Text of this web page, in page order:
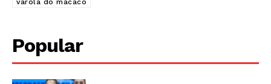
varóla do macaco
Popular